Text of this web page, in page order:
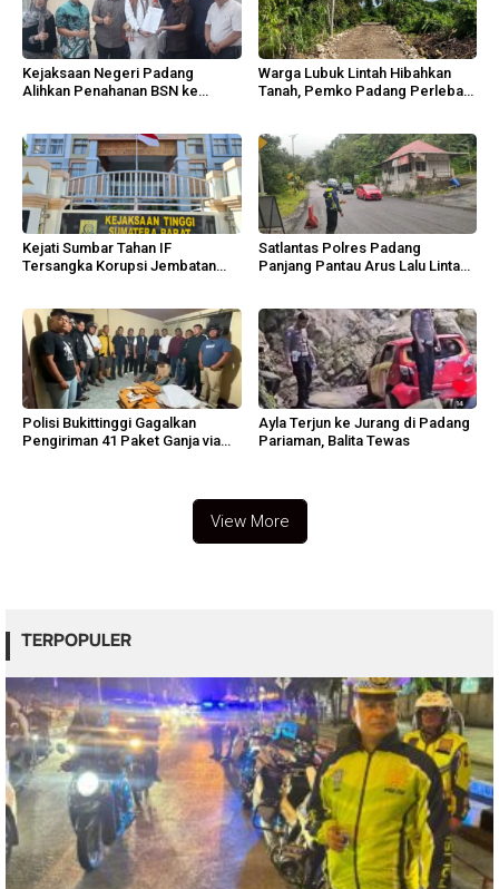
Kejaksaan Negeri Padang
Alihkan Penahanan BSN ke
Warga Lubuk Lintah Hibahkan
Tanah, Pemko Padang Perlebar
Kejati Sumbar Tahan IF
Tersangka Korupsi Jembatan
Satlantas Polres Padang
Panjang Pantau Arus Lalu Lintas
Polisi Bukittinggi Gagalkan
Pengiriman 41 Paket Ganja via
Ayla Terjun ke Jurang di Padang
Pariaman, Balita Tewas
View More
TERPOPULER